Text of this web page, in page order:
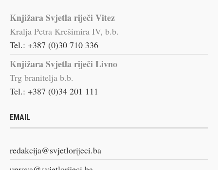
Knjižara Svjetla riječi Vitez
Kralja Petra Krešimira IV, b.b.
Tel.: +387 (0)30 710 336
Knjižara Svjetla riječi Livno
Trg branitelja b.b.
Tel.: +387 (0)34 201 111
EMAIL
redakcija@svjetlorijeci.ba